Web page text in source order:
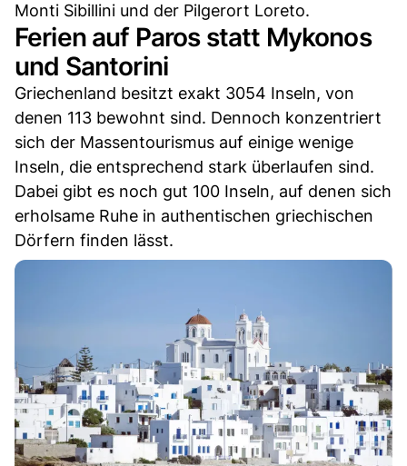
Monti Sibillini und der Pilgerort Loreto.
Ferien auf Paros statt Mykonos
und Santorini
Griechenland besitzt exakt 3054 Inseln, von
denen 113 bewohnt sind. Dennoch konzentriert
sich der Massentourismus auf einige wenige
Inseln, die entsprechend stark überlaufen sind.
Dabei gibt es noch gut 100 Inseln, auf denen sich
erholsame Ruhe in authentischen griechischen
Dörfern finden lässt.